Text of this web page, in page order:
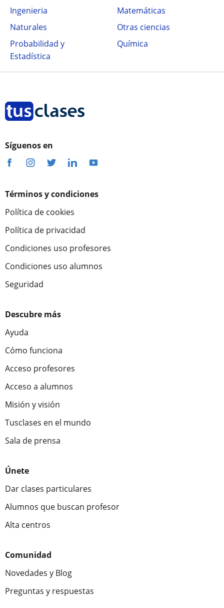
Ingenieria
Matemáticas
Naturales
Otras ciencias
Probabilidad y
Estadística
Química
Síguenos en
Términos y condiciones
Política de cookies
Política de privacidad
Condiciones uso profesores
Condiciones uso alumnos
Seguridad
Descubre más
Ayuda
Cómo funciona
Acceso profesores
Acceso a alumnos
Misión y visión
Tusclases en el mundo
Sala de prensa
Únete
Dar clases particulares
Alumnos que buscan profesor
Alta centros
Comunidad
Novedades y Blog
Preguntas y respuestas